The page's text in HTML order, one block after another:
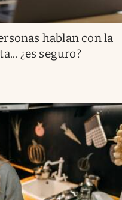
hablan con la
¿es seguro?